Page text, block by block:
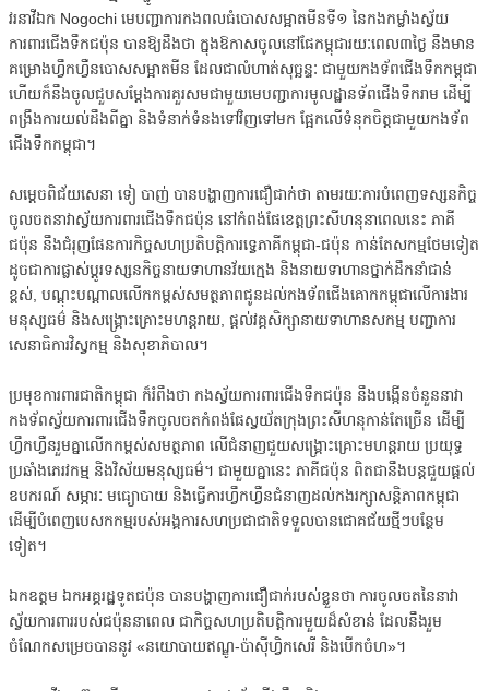
វរនាវីឯក Nogochi មេបញ្ជាការកងពលធំបោសសម្អាតមីនទី១ នៃកងកម្លាំងស្វ័យ
ការពារជើងទឹកជប៉ុន បានឱ្យដឹងថា ក្នុងឱកាសចូលនៅផែកម្ពុជារយៈពេល៣ថ្ងៃ នឹងមាន
គម្រោងហ្វឹកហ្វឺនបោសសម្អាតមីន ដែលជាលំហាត់សុច្ឆន្ទៈ ជាមួយកងទ័ពជើងទឹកកម្ពុជា
ហើយក៏នឹងចូលជួបសម្តែងការគួរសមជាមួយមេបញ្ជាការមូលដ្ឋានទ័ពជើងទឹករាម ដើម្បី
ពង្រឹងការយល់ដឹងពីគ្នា និងទំនាក់ទំនងទៅវិញទៅមក ផ្អែកលើទំនុកចិត្តជាមួយកងទ័ព
ជើងទឹកកម្ពុជា។
សម្តេចពិជ័យសេនា ទៀ បាញ់ បានបង្ហាញការជឿជាក់ថា តាមរយៈការបំពេញទស្សនកិច្ច
ចូលចតនាវាស្វ័យការពារជើងទឹកជប៉ុន នៅកំពង់ផែខេត្តព្រះសីហនុនាពេលនេះ ភាគី
ជប៉ុន នឹងជំរុញផែនការកិច្ចសហប្រតិបត្តិការទ្វេភាគីកម្ពុជា-ជប៉ុន កាន់តែសកម្មថែមទៀត
ដូចជាការផ្លាស់ប្តូរទស្សនកិច្ចនាយទាហានវ័យក្មេង និងនាយទាហានថ្នាក់ដឹកនាំជាន់
ខ្ពស់, បណ្តុះបណ្តាលលើកកម្ពស់សមត្ថភាពជូនដល់កងទ័ពជើងគោកកម្ពុជាលើការងារ
មនុស្សធម៌ និងសង្គ្រោះគ្រោះមហន្តរាយ, ផ្តល់វគ្គសិក្សានាយទាហានសកម្ម បញ្ជាការ
សេនាធិការវិស្វកម្ម និងសុខាភិបាល។
ប្រមុខការពារជាតិកម្ពុជា ក៏រំពឹងថា កងស្វ័យការពារជើងទឹកជប៉ុន នឹងបង្កើនចំនួននាវា
កងទ័ពស្វ័យការពារជើងទឹកចូលចតកំពង់ផែស្វយ័តក្រុងព្រះសីហនុកាន់តែច្រើន ដើម្បី
ហ្វឹកហ្វឺនរួមគ្នាលើកកម្ពស់សមត្ថភាព លើជំនាញជួយសង្គ្រោះគ្រោះមហន្តរាយ ប្រយុទ្ធ
ប្រឆាំងភេរវកម្ម និងវិស័យមនុស្សធម៌។ ជាមួយគ្នានេះ ភាគីជប៉ុន ពិតជានឹងបន្តជួយផ្តល់
ឧបករណ៍ សម្ភារៈ មធ្យោបាយ និងធ្វើការហ្វឹកហ្វឺនជំនាញដល់កងរក្សាសន្តិភាពកម្ពុជា
ដើម្បីបំពេញបេសកកម្មរបស់អង្គការសហប្រជាជាតិទទួលបានជោគជ័យថ្មីៗបន្ថែម
ទៀត។
ឯកឧត្តម ឯកអគ្គរដ្ឋទូតជប៉ុន បានបង្ហាញការជឿជាក់របស់ខ្លួនថា ការចូលចតនៃនាវា
ស្វ័យការពាររបស់ជប៉ុននាពេល ជាកិច្ចសហប្រតិបត្តិការមួយដ៏សំខាន់ ដែលនឹងរួម
ចំណែកសម្រេចបាននូវ «នយោបាយឥណ្ឌូ-ប៉ាស៊ីហ្វិកសេរី និងបើកចំហ»។